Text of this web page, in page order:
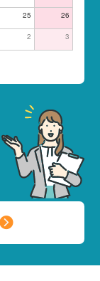
25 26
2 3